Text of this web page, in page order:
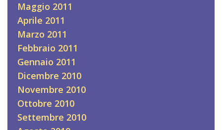
Maggio 2011
Aprile 2011
Marzo 2011
Febbraio 2011
Gennaio 2011
Dicembre 2010
Novembre 2010
Ottobre 2010
Settembre 2010